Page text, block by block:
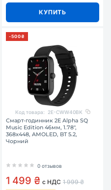
КУПИТЬ
-500₴
Код товара: 2E-CWW40BK
Смарт-годинник 2E Alpha SQ
Music Edition 46мм, 1.78",
368x448, AMOLED, BT 5.2,
Чорний
0 отзывов
1 499 ₴ с НДС 1 999 ₴